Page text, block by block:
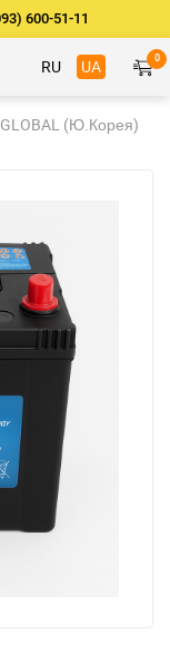
600-51-11
RU UA 0
GLOBAL (Ю.Корея)